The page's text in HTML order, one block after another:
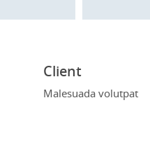
Client
Malesuada volutpat